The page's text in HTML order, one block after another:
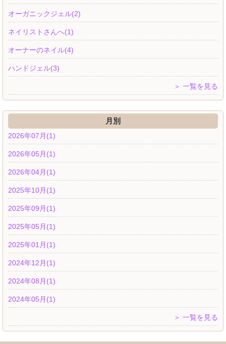
オーガニックジェル(2)
ネイリストさんへ(1)
オーナーのネイル(4)
ハンドジェル(3)
＞ 一覧を見る
月別
2026年07月(1)
2026年05月(1)
2026年04月(1)
2025年10月(1)
2025年09月(1)
2025年05月(1)
2025年01月(1)
2024年12月(1)
2024年08月(1)
2024年05月(1)
＞ 一覧を見る